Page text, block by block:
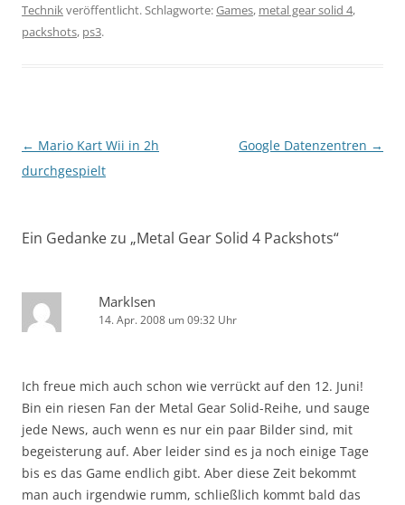
Technikveröffentlicht. Schlagworte:Games, metal gear solid 4,
packshots, ps3.
Beitragsnavigation
← Mario Kart Wii in 2h
durchgespielt
Google Datenzentren →
Ein Gedanke zu „Metal Gear Solid 4 Packshots“
MarkIsen
14. Apr. 2008 um 09:32 Uhr
Ich freue mich auch schon wie verrückt auf den 12. Juni!
Bin ein riesen Fan der Metal Gear Solid-Reihe, und sauge
jede News, auch wenn es nur ein paar Bilder sind, mit
begeisterung auf. Aber leider sind es ja noch einige Tage
bis es das Game endlich gibt. Aber diese Zeit bekommt
man auch irgendwie rumm, schließlich kommt bald das